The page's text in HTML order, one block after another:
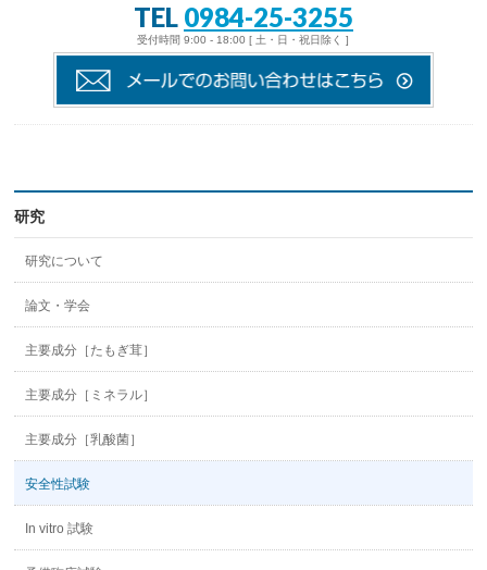
TEL 0984-25-3255
受付時間 9:00 - 18:00 [ 土・日・祝日除く ]
研究
研究について
論文・学会
主要成分［たもぎ茸］
主要成分［ミネラル］
主要成分［乳酸菌］
安全性試験
In vitro 試験